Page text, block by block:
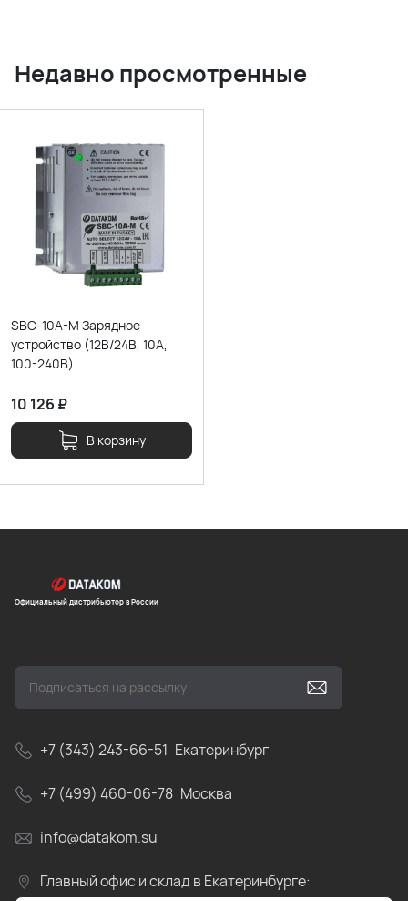
Недавно просмотренные
SBC-10A-M Зарядное
устройство (12В/24В, 10А,
100-240В)
10 126 ₽
В корзину
Официальный дистрибьютор в России
+7 (343) 243-66-51 Екатеринбург
+7 (499) 460-06-78 Москва
info@datakom.su
Главный офис и склад в Екатеринбурге: